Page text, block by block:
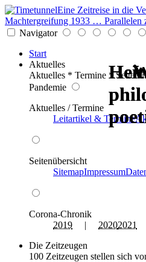
Eine Zeitreise in die
Machtergreifung 1933 … Parallelen
Navigator
Start
Aktuelles
Aktuelles * Termine *
Pandemie
Aktuelles / Termine
Leitartikel & Termine
Seitenübersicht
SitemapImpressum
Corona-Chronik
2019 | 20202021
Die Zeitzeugen
100 Zeitzeugen stellen sich